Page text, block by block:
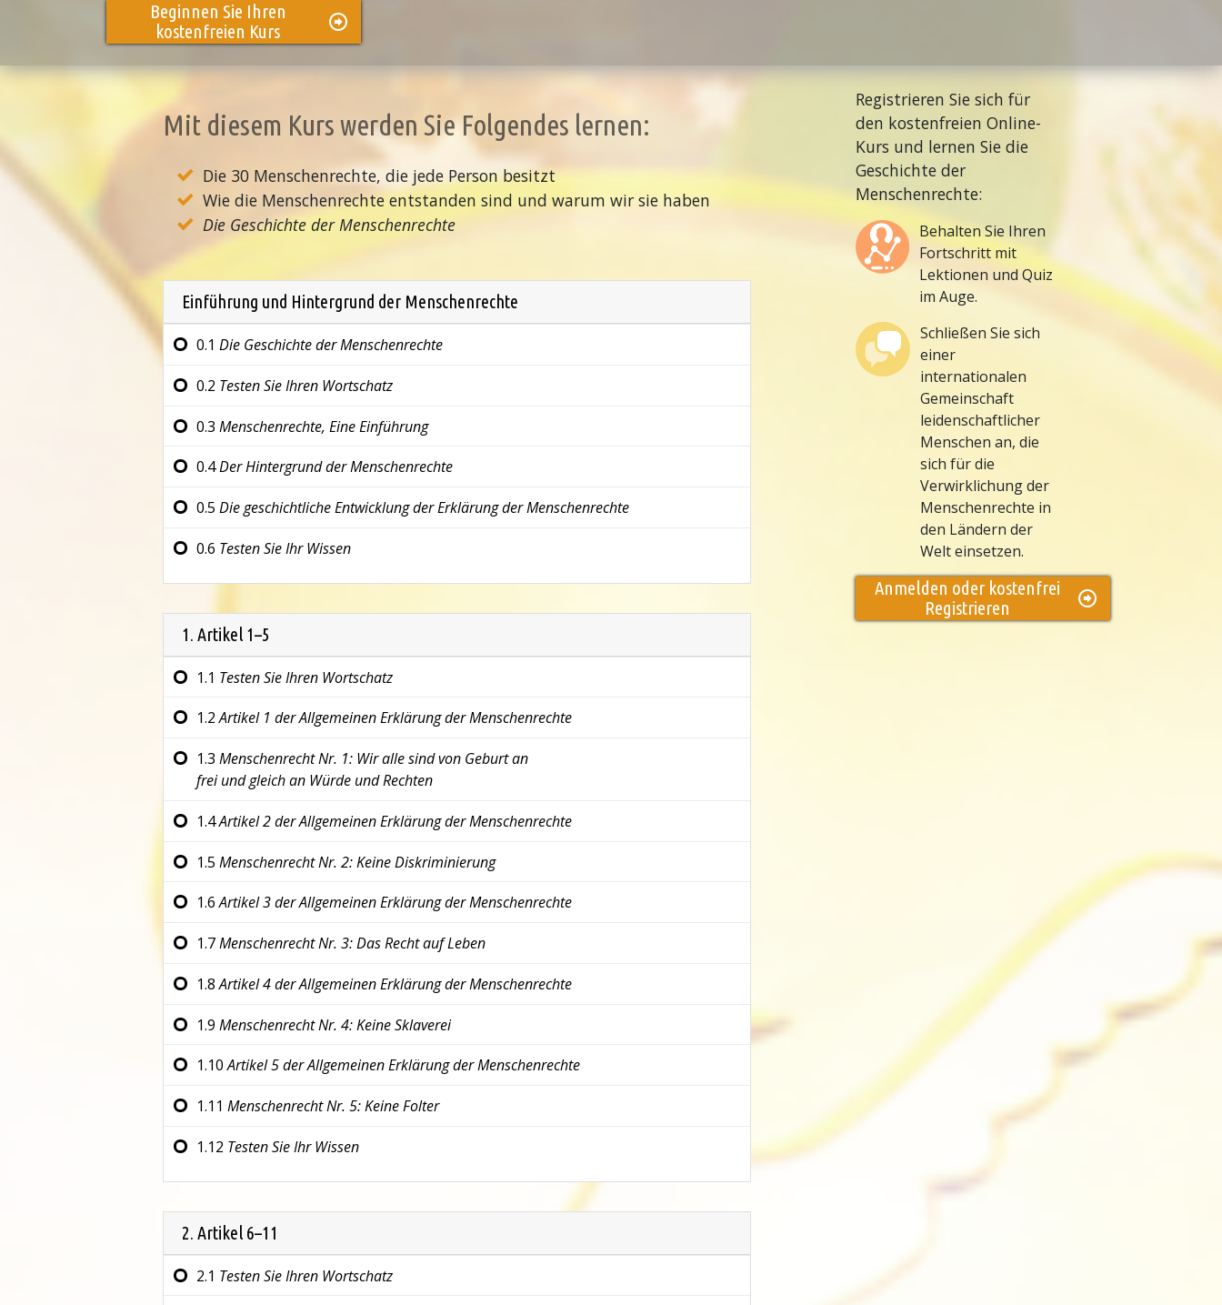
Beginnen Sie Ihren
kostenfreien Kurs
Mit diesem Kurs werden Sie Folgendes lernen:
Die 30 Menschenrechte, die jede Person besitzt
Wie die Menschenrechte entstanden sind und warum wir sie haben
Die Geschichte der Menschenrechte
Einführung und Hintergrund der Menschenrechte
0.1 Die Geschichte der Menschenrechte
0.2 Testen Sie Ihren Wortschatz
0.3 Menschenrechte, Eine Einführung
0.4Der Hintergrund der Menschenrechte
0.5 Die geschichtliche Entwicklung der Erklärungder Menschenrechte
0.6 Testen Sie Ihr Wissen
1. Artikel 1–5
1.1 Testen Sie Ihren Wortschatz
1.2Artikel 1 derAllgemeinen Erklärung der Menschenrechte
1.3 Menschenrecht Nr. 1: Wir alle sind von Geburt an
frei und gleich an Würde und Rechten
1.4Artikel 2 derAllgemeinen Erklärung der Menschenrechte
1.5 Menschenrecht Nr. 2:Keine Diskriminierung
1.6Artikel 3 derAllgemeinen Erklärung der Menschenrechte
1.7Menschenrecht Nr. 3:Das Recht auf Leben
1.8Artikel 4 derAllgemeinen Erklärung der Menschenrechte
1.9 Menschenrecht Nr. 4:Keine Sklaverei
1.10Artikel 5 derAllgemeinen Erklärung der Menschenrechte
1.11 Menschenrecht Nr. 5:Keine Folter
1.12 Testen Sie Ihr Wissen
2. Artikel 6–11
2.1 Testen Sie Ihren Wortschatz
Registrieren Sie sich für
den kostenfreien Online-
Kurs und lernen Sie die
Geschichte der
Menschenrechte:
Behalten Sie Ihren
Fortschritt mit
Lektionen und Quiz
im Auge.
Schließen Sie sich
einer
internationalen
Gemeinschaft
leidenschaftlicher
Menschen an, die
sich für die
Verwirklichung der
Menschenrechte in
den Ländern der
Welt einsetzen.
Anmelden oder kostenfrei
Registrieren